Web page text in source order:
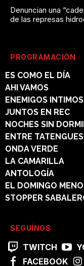
Denuncian una
de las represas
PROGRAMACIÓN
ES COMO EL DÍA
AHI VAMOS
ENEMIGOS INTIMOS
JUNTOS EN REC
NOCHES SIN
ENTRE TATENGUES
ONDA VERDE
LA CAMARILLA
ANTOLOGÍA
EL DOMINGO
STOPPER
SEGUÍNOS
TWITCH
FACEBOOK